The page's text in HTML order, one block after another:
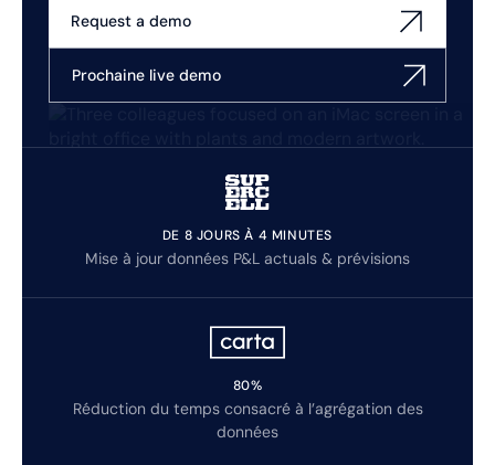
Request a demo
Prochaine live demo
DE 8 JOURS À 4 MINUTES
Mise à jour données P&L actuals & prévisions
80%
Réduction du temps consacré à l’agrégation des
données